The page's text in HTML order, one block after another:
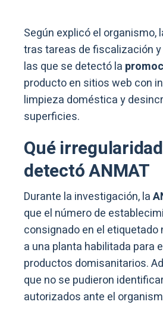
Según explicó el organismo,
tras tareas de fiscalización
las que se detectó la
producto en sitios web con
limpieza doméstica y
superficies.
Qué
detectó ANMAT
Durante la investigación, la
que el número de
consignado en el etiquetado
a una planta habilitada para
productos domisanitarios.
que no se pudieron
autorizados ante el